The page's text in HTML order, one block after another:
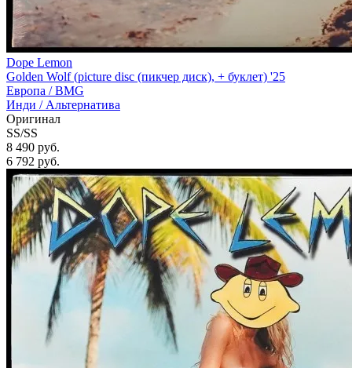
Dope Lemon
Golden Wolf (picture disc (пикчер диск), + буклет) '25
Европа /BMG
Инди / Альтернатива
Оригинал
SS/SS
8 490 руб.
6 792 руб.